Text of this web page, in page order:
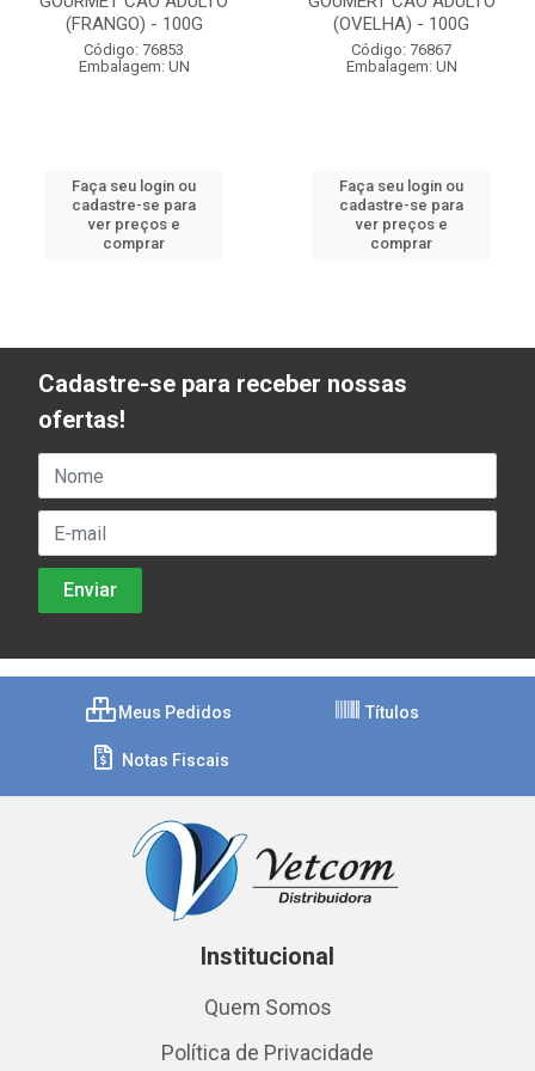
(FRANGO) - 100G
Código: 76853
Embalagem: UN
Faça seu login ou
cadastre-se para
ver preços e
comprar
(OVELHA) - 100G
Código: 76867
Embalagem: UN
Faça seu login ou
cadastre-se para
ver preços e
comprar
Cadastre-se para receber nossas
ofertas!
Meus Pedidos Títulos
Notas Fiscais
Institucional
Quem Somos
Política de Privacidade